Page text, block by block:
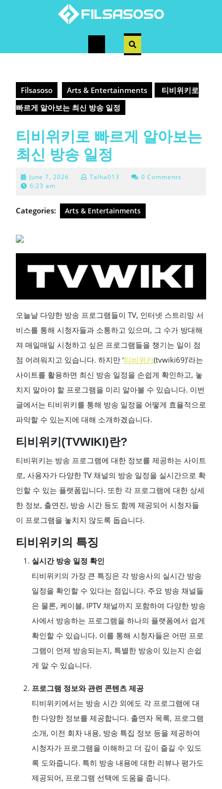
Open
Filsasoso Arts & Entertainments
티비위키로
빠르게 알아보는 최신 방송 일정
티비위키로 빠르게 알아보는
최신 방송 일정
June 7, 2026 June
Talha013
0 Comments
6:23 am
Categories: Arts & Entertainments
오늘날 다양한 방송 프로그램들이 TV, 인터넷 스트리밍 서
비스를 통해 시청자들과 소통하고 있으며, 그 수가 방대해
져 매일매일 시청하고 싶은 프로그램들을 챙기는 일이 점
점 어려워지고 있습니다. 하지만 ‘티비위키(tvwiki69)’라는
사이트를 활용하면 최신 방송 일정을 손쉽게 확인하고, 놓
치지 말아야 할 프로그램을 미리 알아볼 수 있습니다. 이번
글에서는 티비위키를 통해 방송 일정을 어떻게 효율적으로
파악할 수 있는지에 대해 소개하겠습니다.
티비위키(TVWIKI)란?
티비위키는 방송 프로그램에 대한 정보를 제공하는 사이트
로, 사용자가 다양한 TV 채널의 방송 일정을 실시간으로 확
인할 수 있는 플랫폼입니다. 또한 각 프로그램에 대한 상세
한 정보, 출연진, 방송 시간 등도 함께 제공되어 시청자들
이 프로그램을 놓치지 않도록 돕습니다.
티비위키의 특징
실시간 방송 일정 확인
티비위키의 가장 큰 특징은 각 방송사의 실시간 방송
일정을 확인할 수 있다는 점입니다. 주요 방송 채널들
은 물론, 케이블, IPTV 채널까지 포함하여 다양한 방송
사에서 방송하는 프로그램을 하나의 플랫폼에서 쉽게
확인할 수 있습니다. 이를 통해 시청자들은 어떤 프로
그램이 언제 방송되는지, 특별한 방송이 있는지 손쉽
게 알 수 있습니다.
프로그램 정보와 관련 콘텐츠 제공
티비위키에서는 방송 시간 외에도 각 프로그램에 대
한 다양한 정보를 제공합니다. 출연자 목록, 프로그램
소개, 이전 회차 내용, 방송 특집 정보 등을 제공하여
시청자가 프로그램을 이해하고 더 깊이 즐길 수 있도
록 도와줍니다. 특히 방송 내용에 대한 리뷰나 평가도
제공되어, 프로그램 선택에 도움을 줍니다.